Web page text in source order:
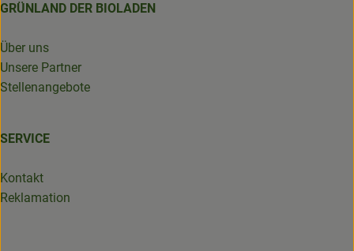
GRÜNLAND DER BIOLADEN
Über uns
Unsere Partner
Stellenangebote
SERVICE
Kontakt
Reklamation